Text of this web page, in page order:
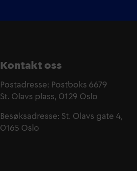
Kontakt oss
Postadresse: Postboks 6679
St. Olavs plass, 0129 Oslo
Besøksadresse: St. Olavs gate 4,
0165 Oslo